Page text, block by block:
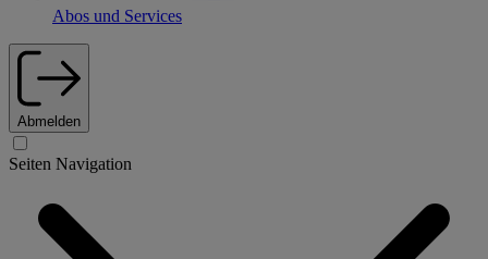
Abos und Services
Abmelden
Seiten Navigation